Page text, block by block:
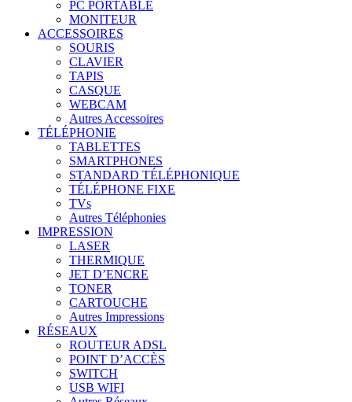
PC PORTABLE
MONITEUR
ACCESSOIRES
SOURIS
CLAVIER
TAPIS
CASQUE
WEBCAM
Autres Accessoires
TÉLÉPHONIE
TABLETTES
SMARTPHONES
STANDARD TÉLÉPHONIQUE
TÉLÉPHONE FIXE
TVs
Autres Téléphonies
IMPRESSION
LASER
THERMIQUE
JET D’ENCRE
TONER
CARTOUCHE
Autres Impressions
RÉSEAUX
ROUTEUR ADSL
POINT D’ACCÈS
SWITCH
USB WIFI